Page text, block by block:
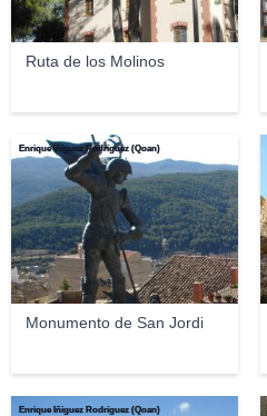
Ruta de los Molinos
Monumento de San Jordi
Enrique Íñiguez Rodríguez (Qoan)
Enrique Íñiguez Rodríguez (Qoan)